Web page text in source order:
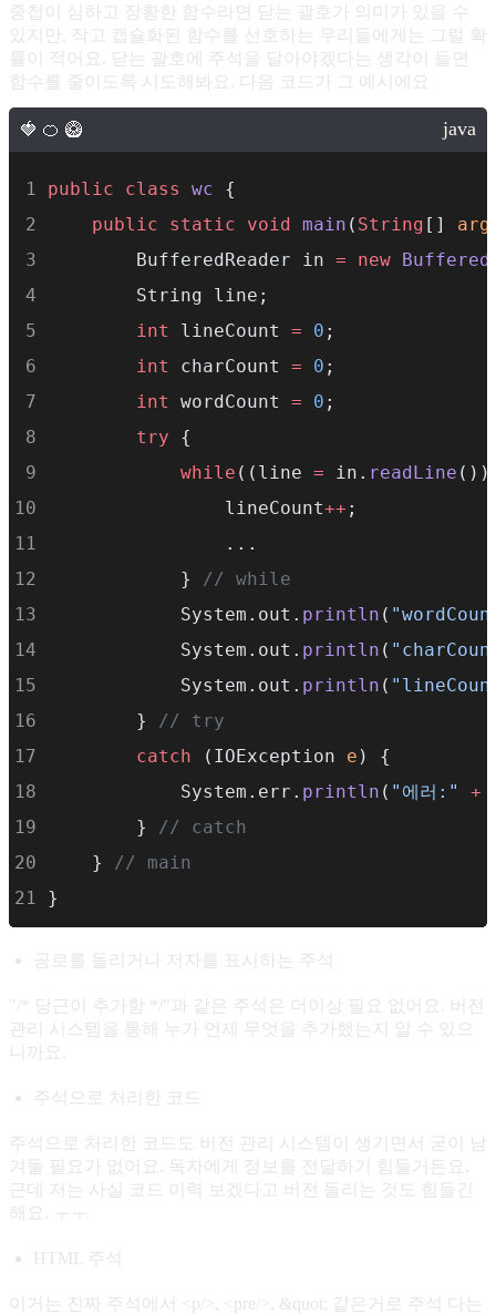
중첩이 심하고 장황한 함수라면 닫는 괄호가 의미가 있을 수
있지만, 작고 캡슐화된 함수를 선호하는 우리들에게는 그럴 확
률이 적어요. 닫는 괄호에 주석을 달아야겠다는 생각이 들면
함수를 줄이도록 시도해봐요. 다음 코드가 그 예시에요
public class wc {
public
static void main ( String []
        BufferedReader in
= new
        String line;
int
lineCount = 0 ;
int
charCount = 0 ;
int
wordCount = 0 ;
try {
while ((line = in. readLine
                lineCount
++ ;
                ...
            }
// while
            System.out.
println (
            System.out.
println (
            System.out.
println (
        }
// try
catch (IOException e ) {
            System.err.
println ( "에러:" +
        }
// catch
    }
// main
}
공로를 돌리거나 저자를 표시하는 주석
"/* 당근이 추가함 */"과 같은 주석은 더이상 필요 없어요. 버전
관리 시스템을 통해 누가 언제 무엇을 추가했는지 알 수 있으
니까요.
주석으로 처리한 코드
주석으로 처리한 코드도 버전 관리 시스템이 생기면서 굳이 남
겨둘 필요가 없어요. 독자에게 정보를 전달하기 힘들거든요.
근데 저는 사실 코드 이력 보겠다고 버전 돌리는 것도 힘들긴
해요. ㅜㅜ
HTML 주석
이거는 진짜 주석에서 <p/>, <pre/>, &quot; 같은거로 주석 다는